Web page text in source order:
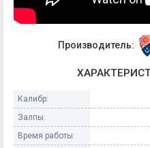
Производитель:
Калибр:
Залпы:
Время работы: